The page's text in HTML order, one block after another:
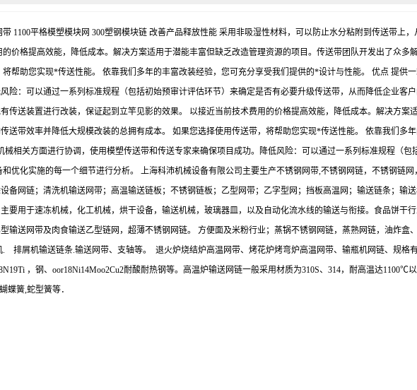
1100平格模塑模块网 300塑钢模块链 改善产品释放性能 采用非吸湿性材料，可以防止水分粘附到传送带上
价格提高效能，降低成本。解决方案适用于潜能丰富但缺乏改造管理资源的项目。传送带团队开发出了众多
帮助您实现*传送性能。 依靠我们多年的丰富改装经验，您可充分享受我们提供的*设计与性能。 优点 提供
险：可以通过一系列标准规程（包括初始预审计评估环节）来确定是否有必要升级传送带，从而降低企业客
传送装置进行改装，保证起到立竿见影的效果。 以接近当前技术费用的价格提高效能，降低成本。解决方案
送带效率并降低大规模改装的总拥有成本。 如果您选择使用传送带，将帮助您实现*传送性能。 依靠我们多
相关方面进行协调，使用模塑传送带和传送专家来确保项目成功。降低风险：可以通过一系列标准规程（包
优化实施的每一个细节进行分析。 上海科沛机械设备有限公司主要生产不锈钢网带,不锈钢网链，不锈钢链
备网链；清洗机输送网带；高温输送链板；不锈钢链板；乙型网带；乙字型网；挡板高温网；输送链条；输
要用于速冻机械，化工机械，烘干设备，输送机械，玻璃器皿，以及自动化流水线的输送与衔接。食品饼干
输送网带及肉食输送乙型链网，超薄不锈钢网链。 方便面及米粉行业；蒸锅不锈钢网链，蒸熟网链，油炸盒
排屑机输送链条.输送网带、支轴等。 退火炉烧结炉高温网带、烤花炉烤弯炉高温网带、输瓶机网链、规格
，钢、oor18Ni14Moo2Cu2耐酸耐热钢等。高温炉输送网链一般采用材质为310S、314，耐高温达
蝶簧,蛇型簧等．